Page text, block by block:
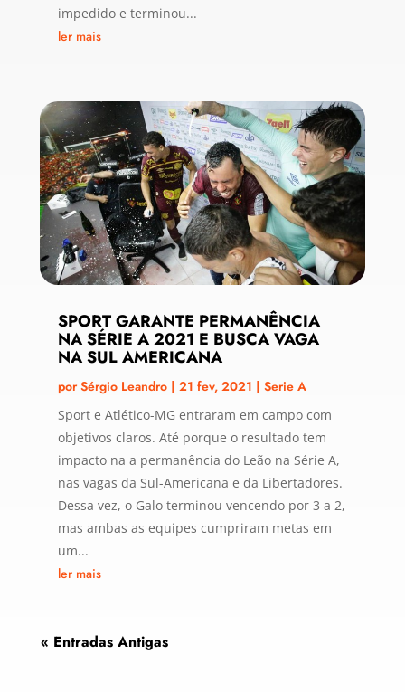
impedido e terminou...
ler mais
SPORT GARANTE PERMANÊNCIA
NA SÉRIE A 2021 E BUSCA VAGA
NA SUL AMERICANA
porSérgio Leandro| 21 fev, 2021 | Serie A
Sport e Atlético-MG entraram em campo com
objetivos claros. Até porque o resultado tem
impacto na a permanência do Leão na Série A,
nas vagas da Sul-Americana e da Libertadores.
Dessa vez, o Galo terminou vencendo por 3 a 2,
mas ambas as equipes cumpriram metas em
um...
ler mais
« Entradas Antigas